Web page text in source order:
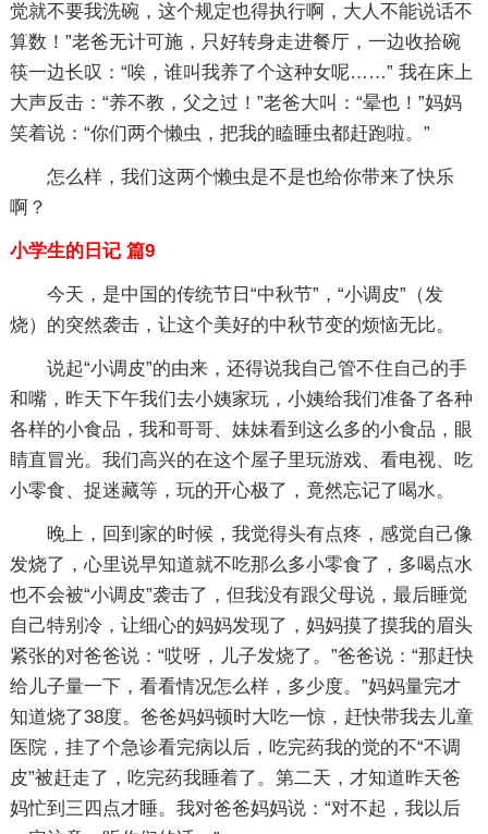
觉就不要我洗碗，这个规定也得执行啊，大人不能说话不
算数！”老爸无计可施，只好转身走进餐厅，一边收拾碗
筷一边长叹：“唉，谁叫我养了个这种女呢……” 我在床上
大声反击：“养不教，父之过！”老爸大叫：“晕也！”妈妈
笑着说：“你们两个懒虫，把我的瞌睡虫都赶跑啦。”
怎么样，我们这两个懒虫是不是也给你带来了快乐
啊？
小学生的日记 篇9
今天，是中国的传统节日“中秋节”，“小调皮”（发
烧）的突然袭击，让这个美好的中秋节变的烦恼无比。
说起“小调皮”的由来，还得说我自己管不住自己的手
和嘴，昨天下午我们去小姨家玩，小姨给我们准备了各种
各样的小食品，我和哥哥、妹妹看到这么多的小食品，眼
睛直冒光。我们高兴的在这个屋子里玩游戏、看电视、吃
小零食、捉迷藏等，玩的开心极了，竟然忘记了喝水。
晚上，回到家的时候，我觉得头有点疼，感觉自己像
发烧了，心里说早知道就不吃那么多小零食了，多喝点水
也不会被“小调皮”袭击了，但我没有跟父母说，最后睡觉
自己特别冷，让细心的妈妈发现了，妈妈摸了摸我的眉头
紧张的对爸爸说：“哎呀，儿子发烧了。”爸爸说：“那赶快
给儿子量一下，看看情况怎么样，多少度。”妈妈量完才
知道烧了38度。爸爸妈妈顿时大吃一惊，赶快带我去儿童
医院，挂了个急诊看完病以后，吃完药我的觉的不“不调
皮”被赶走了，吃完药我睡着了。第二天，才知道昨天爸
妈忙到三四点才睡。我对爸爸妈妈说：“对不起，我以后